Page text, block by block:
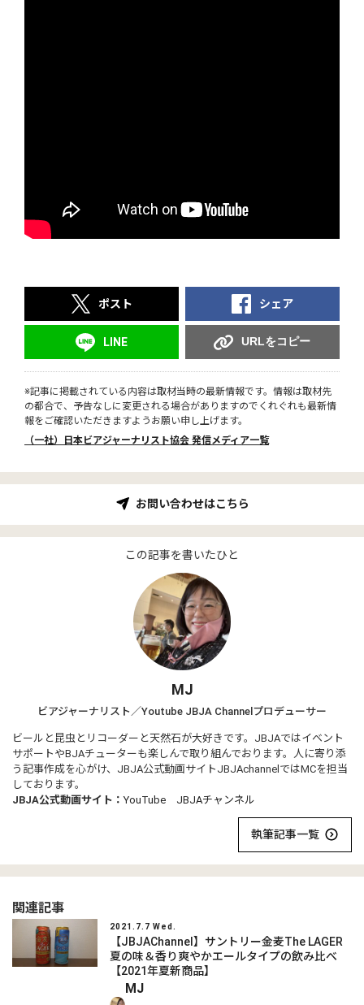
ポスト シェア
LINE URLをコピー
※記事に掲載されている内容は取材当時の最新情報です。情報は取材先
の都合で、予告なしに変更される場合がありますのでくれぐれも最新情
報をご確認いただきますようお願い申し上げます。
（一社）日本ビアジャーナリスト協会 発信メディア一覧
お問い合わせはこちら
この記事を書いたひと
MJ
ビアジャーナリスト／Youtube JBJA Channelプロデューサー
ビールと昆虫とリコーダーと天然石が大好きです。JBJAではイベント
サポートやBJAチューターも楽しんで取り組んでおります。人に寄り添
う記事作成を心がけ、JBJA公式動画サイトJBJAchannelではMCを担当
しております。
JBJA公式動画サイト：YouTube JBJAチャンネル
執筆記事一覧
関連記事
2021.7.7 Wed.
【JBJAChannel】サントリー金麦The LAGER
夏の味＆香り爽やかエールタイプの飲み比べ
【2021年夏新商品】
MJ